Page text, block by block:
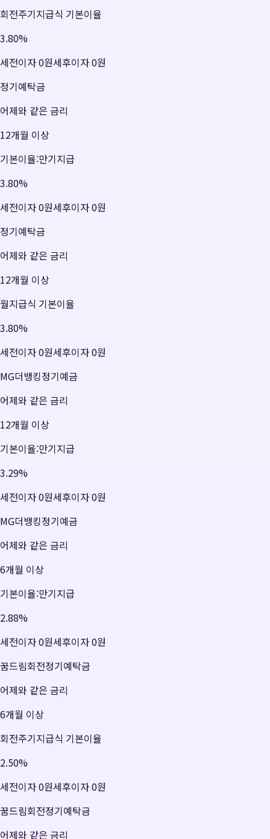
회전주기지급식 기본이율
3.80%
세전이자0원세후이자0원
정기예탁금
어제와 같은 금리
12개월 이상
기본이율:만기지급
3.80%
세전이자0원세후이자0원
정기예탁금
어제와 같은 금리
12개월 이상
월지급식 기본이율
3.80%
세전이자0원세후이자0원
MG더뱅킹정기예금
어제와 같은 금리
12개월 이상
기본이율:만기지급
3.29%
세전이자0원세후이자0원
MG더뱅킹정기예금
어제와 같은 금리
6개월 이상
기본이율:만기지급
2.88%
세전이자0원세후이자0원
꿈드림회전정기예탁금
어제와 같은 금리
6개월 이상
회전주기지급식 기본이율
2.50%
세전이자0원세후이자0원
꿈드림회전정기예탁금
어제와 같은 금리